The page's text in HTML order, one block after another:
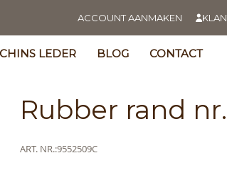
ACCOUNT AANMAKEN
LEDER BLOG CONTACT
Rubber rand
Meer
ART. NR.9552509C